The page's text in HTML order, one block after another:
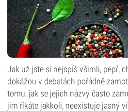
Jak už jste si nejspíš všimli, pepř,
dokážou v debatách pořádně
tomu, jak se jejich názvy často
jim říkáte jakkoli, neexistuje jasný